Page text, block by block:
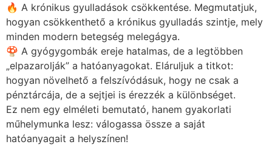
🔥 A krónikus gyulladások csökkentése. Megmutatjuk,
hogyan csökkenthető a krónikus gyulladás szintje, mely
minden modern betegség melegágya.
🍄 A gyógygombák ereje hatalmas, de a legtöbben
„elpazarolják” a hatóanyagokat. Eláruljuk a titkot:
hogyan növelhető a felszívódásuk, hogy ne csak a
pénztárcája, de a sejtjei is érezzék a különbséget.
Ez nem egy elméleti bemutató, hanem gyakorlati
műhelymunka lesz: válogassa össze a saját
hatóanyagait a helyszínen!